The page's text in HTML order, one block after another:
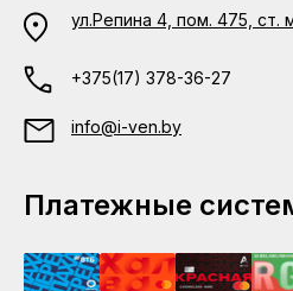
ул.Репина 4, пом. 475,
+375(17) 378-36-27
info@i-ven.by
Платежные